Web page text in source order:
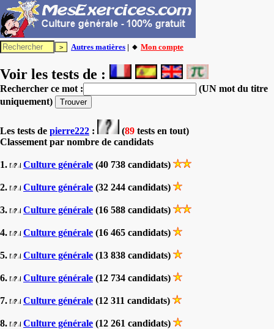
Autres matières | 🔸 Mon compte
Voir les tests de :
Rechercher ce mot :
(UN mot du titre
uniquement)
Les tests de pierre222 : (89 tests en tout)
Classement par nombre de candidats
1. Culture générale (40 738 candidats)
2. Culture générale (32 244 candidats)
3. Culture générale (16 588 candidats)
4. Culture générale (16 465 candidats)
5. Culture générale (13 838 candidats)
6. Culture générale (12 734 candidats)
7. Culture générale (12 311 candidats)
8. Culture générale (12 261 candidats)